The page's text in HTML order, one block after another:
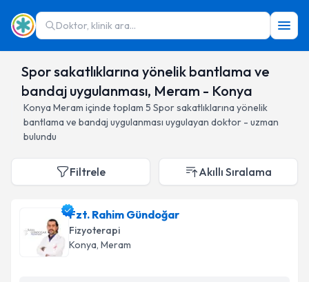
Doktor, klinik ara...
Spor sakatlıklarına yönelik bantlama ve
bandaj uygulanması, Meram - Konya
Konya Meram içinde toplam 5 Spor sakatlıklarına yönelik
bantlama ve bandaj uygulanması uygulayan doktor - uzman
bulundu
Filtrele Akıllı Sıralama
Fzt. Rahim Gündoğar
Fizyoterapi
Konya, Meram